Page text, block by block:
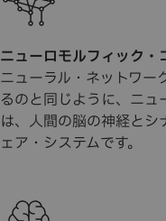
ニューロモルフィック・
ニューラル・ネットワー
るのと同じように、ニ
は、人間の脳の神経と
ェア・システムです。